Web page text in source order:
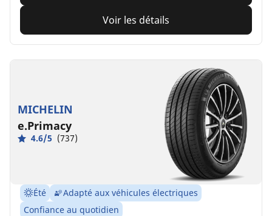
Voir les détails
MICHELIN
e.Primacy
4.6/5 (737)
Été
Adapté aux véhicules électriques
Confiance au quotidien